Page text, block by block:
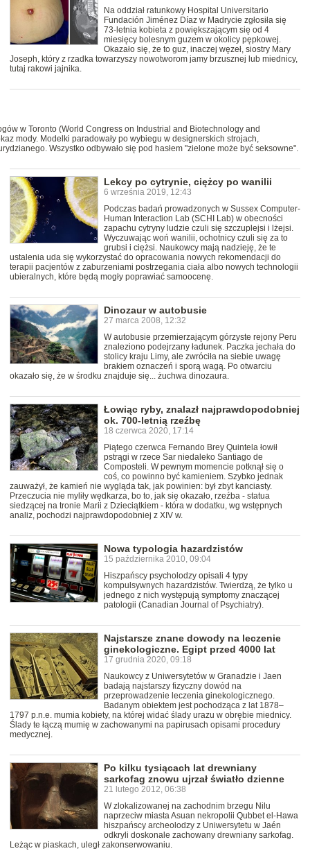
Na oddział ratunkowy Hospital Universitario
Fundación Jiménez Díaz w Madrycie zgłosiła się
73-letnia kobieta z powiększającym się od 4
miesięcy bolesnym guzem w okolicy pępkowej.
Okazało się, że to guz, inaczej węzeł, siostry Mary
Joseph, który z rzadka towarzyszy nowotworom jamy brzusznej lub miednicy,
tutaj rakowi jajnika.
w Toronto (World Congress on Industrial and Biotechnology and
mody. Modelki paradowały po wybiegu w designerskich strojach,
Wszystko odbywało się pod hasłem "zielone może być seksowne".
Lekcy po cytrynie, ciężcy po wanilii
6 września 2019, 12:43
Podczas badań prowadzonych w Sussex Computer-
Human Interaction Lab (SCHI Lab) w obecności
zapachu cytryny ludzie czuli się szczuplejsi i lżejsi.
Wyczuwając woń wanilii, ochotnicy czuli się za to
grubsi i ciężsi. Naukowcy mają nadzieję, że te
ustalenia uda się wykorzystać do opracowania nowych rekomendacji do
terapii pacjentów z zaburzeniami postrzegania ciała albo nowych technologii
ubieralnych, które będą mogły poprawiać samoocenę.
Dinozaur w autobusie
27 marca 2008, 12:32
W autobusie przemierzającym górzyste rejony Peru
znaleziono podejrzany ładunek. Paczka jechała do
stolicy kraju Limy, ale zwróciła na siebie uwagę
brakiem oznaczeń i sporą wagą. Po otwarciu
okazało się, że w środku znajduje się... żuchwa dinozaura.
Łowiąc ryby, znalazł najprawdopodobniej
ok. 700-letnią rzeźbę
18 czerwca 2020, 17:14
Piątego czerwca Fernando Brey Quintela łowił
pstrągi w rzece Sar niedaleko Santiago de
Composteli. W pewnym momencie potknął się o
coś, co powinno być kamieniem. Szybko jednak
zauważył, że kamień nie wygląda tak, jak powinien: był zbyt kanciasty.
Przeczucia nie myliły wędkarza, bo to, jak się okazało, rzeźba - statua
siedzącej na tronie Marii z Dzieciątkiem - która w dodatku, wg wstępnych
analiz, pochodzi najprawdopodobniej z XIV w.
Nowa typologia hazardzistów
15 października 2010, 09:04
Hiszpańscy psycholodzy opisali 4 typy
kompulsywnych hazardzistów. Twierdzą, że tylko u
jednego z nich występują symptomy znaczącej
patologii (Canadian Journal of Psychiatry).
Najstarsze znane dowody na leczenie
ginekologiczne. Egipt przed 4000 lat
17 grudnia 2020, 09:18
Naukowcy z Uniwersytetów w Granadzie i Jaen
badają najstarszy fizyczny dowód na
przeprowadzenie leczenia ginekologicznego.
Badanym obiektem jest pochodząca z lat 1878–
1797 p.n.e. mumia kobiety, na której widać ślady urazu w obrębie miednicy.
Ślady te łączą mumię w zachowanymi na papirusach opisami procedury
medycznej.
Po kilku tysiącach lat drewniany
sarkofag znowu ujrzał światło dzienne
21 lutego 2012, 06:38
W zlokalizowanej na zachodnim brzegu Nilu
naprzeciw miasta Asuan nekropolii Qubbet el-Hawa
hiszpańscy archeolodzy z Uniwersytetu w Jaén
odkryli doskonale zachowany drewniany sarkofag.
Leżąc w piaskach, uległ zakonserwowaniu.